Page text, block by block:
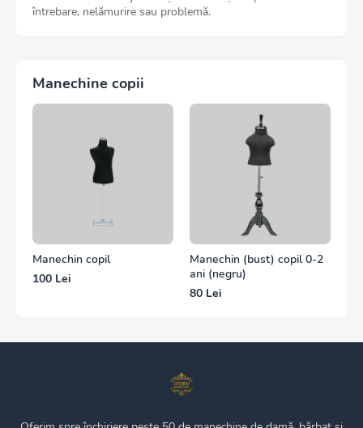
întrebare, nelămurire sau problemă.
Manechine copii
Manechin copil
100 Lei
Manechin (bust) copil 0-2
ani (negru)
80 Lei